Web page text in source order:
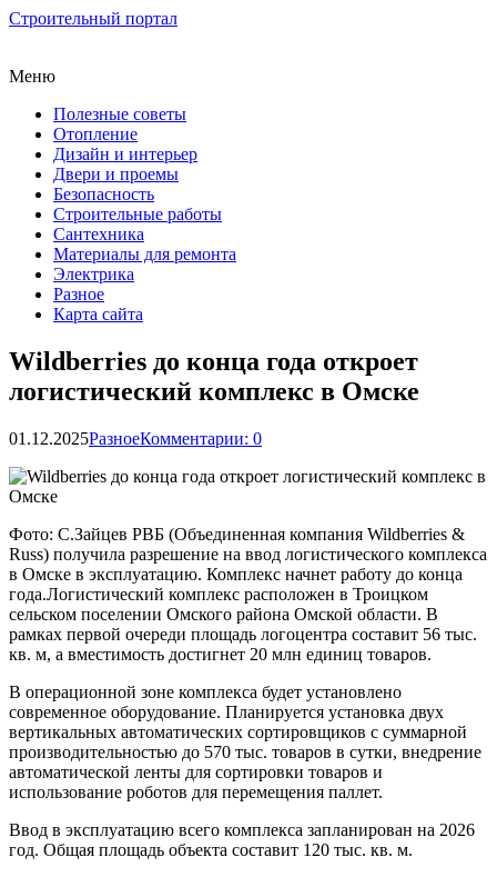
Строительный портал
Меню
Полезные советы
Отопление
Дизайн и интерьер
Двери и проемы
Безопасность
Строительные работы
Сантехника
Материалы для ремонта
Электрика
Разное
Карта сайта
Wildberries до конца года откроет
логистический комплекс в Омске
01.12.2025РазноеКомментарии: 0
Фото: С.Зайцев РВБ (Объединенная компания Wildberries &
Russ) получила разрешение на ввод логистического комплекса
в Омске в эксплуатацию. Комплекс начнет работу до конца
года.Логистический комплекс расположен в Троицком
сельском поселении Омского района Омской области. В
рамках первой очереди площадь логоцентра составит 56 тыс.
кв. м, а вместимость достигнет 20 млн единиц товаров.
В операционной зоне комплекса будет установлено
современное оборудование. Планируется установка двух
вертикальных автоматических сортировщиков с суммарной
производительностью до 570 тыс. товаров в сутки, внедрение
автоматической ленты для сортировки товаров и
использование роботов для перемещения паллет.
Ввод в эксплуатацию всего комплекса запланирован на 2026
год. Общая площадь объекта составит 120 тыс. кв. м.